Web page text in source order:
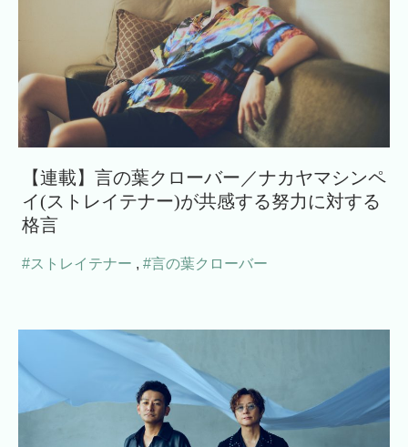
【連載】言の葉クローバー／ナカヤマシンペ
イ(ストレイテナー)が共感する努力に対する
格言
#ストレイテナー , #言の葉クローバー